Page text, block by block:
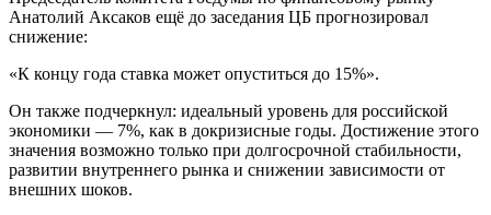
Анатолий Аксаков ещё до заседания ЦБ прогнозировал
снижение:
«К концу года ставка может опуститься до 15%».
Он также подчеркнул: идеальный уровень для российской
экономики — 7%, как в докризисные годы. Достижение этого
значения возможно только при долгосрочной стабильности,
развитии внутреннего рынка и снижении зависимости от
внешних шоков.